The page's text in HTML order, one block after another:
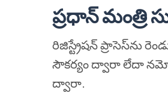
ప్రధాన్ మంత్రి
రిజిస్ట్రేషన్ ప్రాసెస్‌ను
సౌకర్యం ద్వారా లేదా
ద్వారా.